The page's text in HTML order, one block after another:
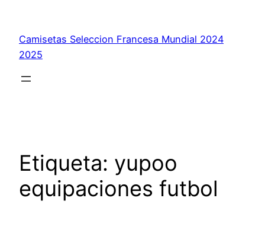
contenido
Camisetas Seleccion Francesa Mundial 2024
2025
Etiqueta: yupoo
equipaciones futbol